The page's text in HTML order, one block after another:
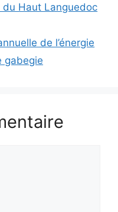
du Haut Languedoc
de l’énergie
gabegie